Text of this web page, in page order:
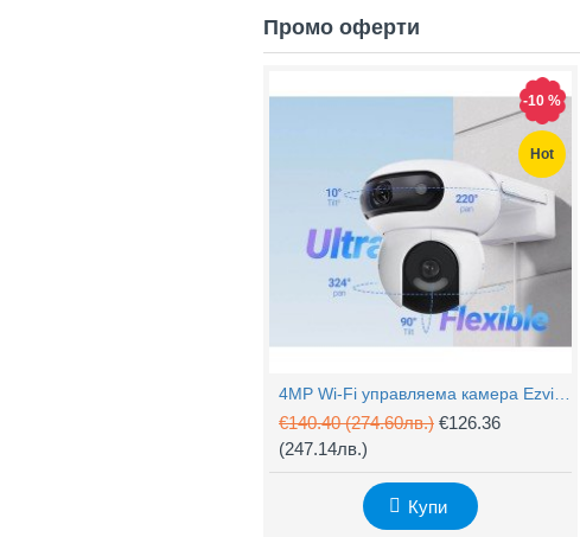
Промо оферти
Hot
-10 %
4MP Wi-Fi управляема камера Ezviz CS-H90 с два обектива, цветен нощен
€140.40(274.60лв.) €126.36
(247.14лв.)
Купи